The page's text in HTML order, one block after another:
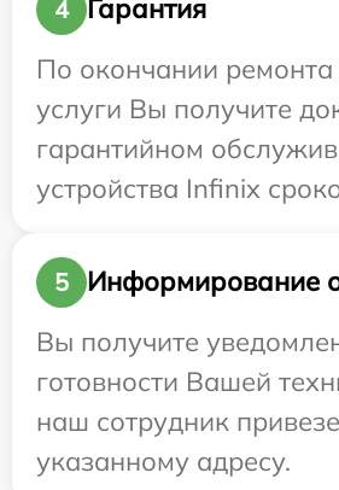
4
Гарантия
По окончании
услуги Вы получите
гарантийном
устройства Infinix
5
Информирование о
Вы получите
готовности Вашей
наш сотрудник
указанному адресу.